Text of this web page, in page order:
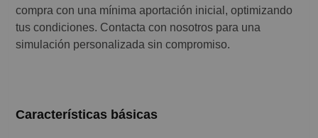
compra con una mínima aportación inicial, optimizando
tus condiciones. Contacta con nosotros para una
simulación personalizada sin compromiso.
Características básicas